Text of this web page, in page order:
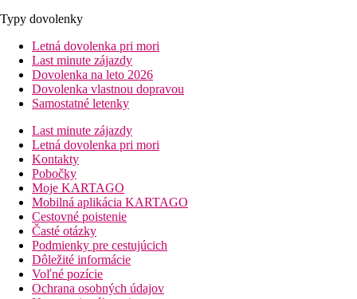
Typy dovolenky
Letná dovolenka pri mori
Last minute zájazdy
Dovolenka na leto 2026
Dovolenka vlastnou dopravou
Samostatné letenky
Last minute zájazdy
Letná dovolenka pri mori
Kontakty
Pobočky
Moje KARTAGO
Mobilná aplikácia KARTAGO
Cestovné poistenie
Časté otázky
Podmienky pre cestujúcich
Dôležité informácie
Voľné pozície
Ochrana osobných údajov